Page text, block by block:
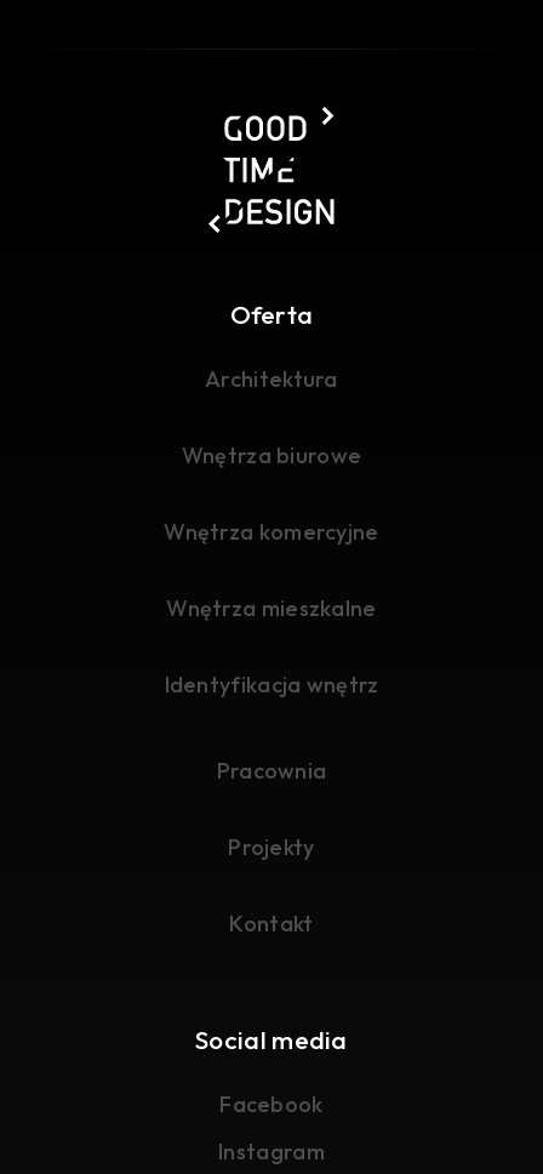
Oferta
Architektura
Wnętrza biurowe
Wnętrza komercyjne
Wnętrza mieszkalne
Identyfikacja wnętrz
Pracownia
Projekty
Kontakt
Social media
Facebook
Instagram